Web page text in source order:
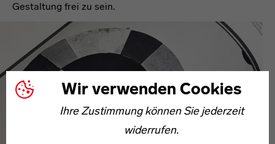
Wir verwenden Cookies
Ihre Zustimmung können Sie jederzeit
widerrufen.
Gestaltung frei zu sein.